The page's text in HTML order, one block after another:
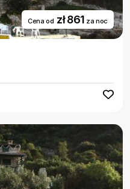
Cena od zł 861 za noc